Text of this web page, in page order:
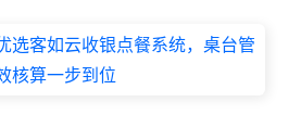
选客如云收银点餐系统，桌台管
核算一步到位